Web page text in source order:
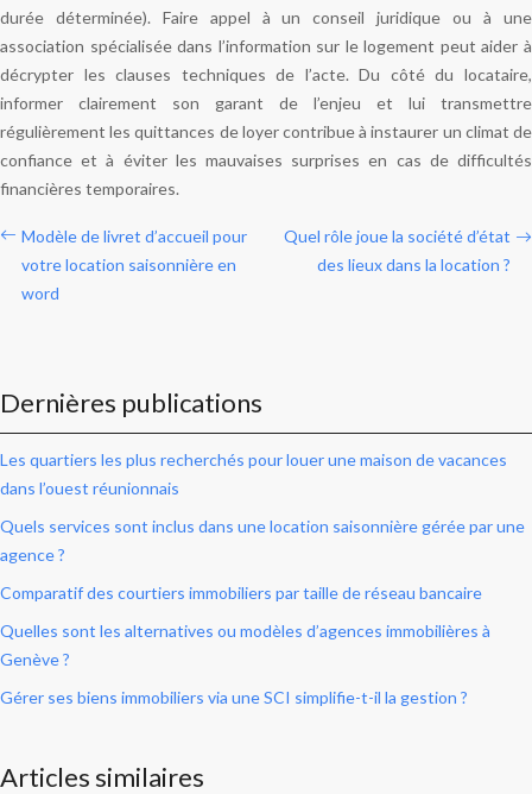
durée déterminée). Faire appel à un conseil juridique ou à une
association spécialisée dans l’information sur le logement peut aider à
décrypter les clauses techniques de l’acte. Du côté du locataire,
informer clairement son garant de l’enjeu et lui transmettre
régulièrement les quittances de loyer contribue à instaurer un climat de
confiance et à éviter les mauvaises surprises en cas de difficultés
financières temporaires.
Modèle de livret d’accueil pour
votre location saisonnière en
word
Quel rôle joue la société d’état
des lieux dans la location ?
Dernières publications
Les quartiers les plus recherchés pour louer une maison de vacances
dans l’ouest réunionnais
Quels services sont inclus dans une location saisonnière gérée par une
agence ?
Comparatif des courtiers immobiliers par taille de réseau bancaire
Quelles sont les alternatives ou modèles d’agences immobilières à
Genève ?
Gérer ses biens immobiliers via une SCI simplifie-t-il la gestion ?
Articles similaires